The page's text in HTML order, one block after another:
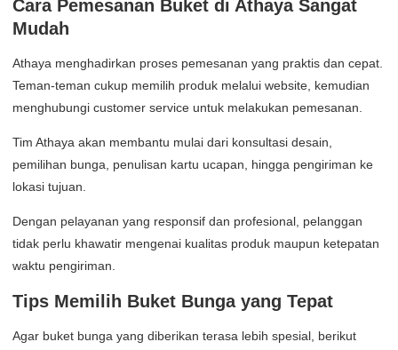
Cara Pemesanan Buket di Athaya Sangat
Mudah
Athaya menghadirkan proses pemesanan yang praktis dan cepat.
Teman-teman cukup memilih produk melalui website, kemudian
menghubungi customer service untuk melakukan pemesanan.
Tim Athaya akan membantu mulai dari konsultasi desain,
pemilihan bunga, penulisan kartu ucapan, hingga pengiriman ke
lokasi tujuan.
Dengan pelayanan yang responsif dan profesional, pelanggan
tidak perlu khawatir mengenai kualitas produk maupun ketepatan
waktu pengiriman.
Tips Memilih Buket Bunga yang Tepat
Agar buket bunga yang diberikan terasa lebih spesial, berikut